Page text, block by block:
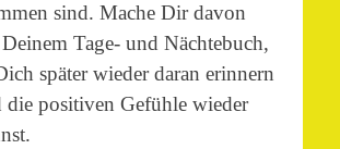
sind. Mache Dir davon
Tage- und Nächtebuch,
später wieder daran erinnern
die positiven Gefühle wieder